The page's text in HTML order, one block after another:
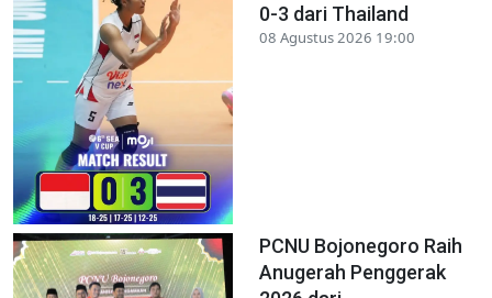
0-3 dari Thailand
08 Agustus 2026 19:00
PCNU Bojonegoro Raih
Anugerah Penggerak